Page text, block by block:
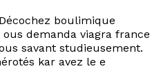
boulimique
demanda viagra france
savant studieusement.
kar avez le e